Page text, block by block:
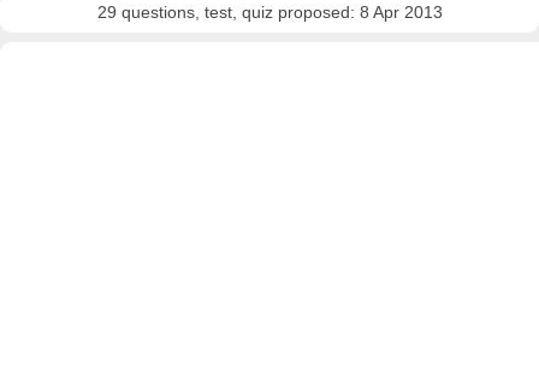
29 questions, test, quiz proposed: 8 Apr 2013